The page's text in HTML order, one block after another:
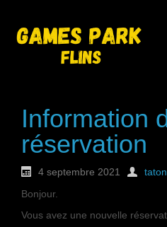
Information
réservation
4 septembre 2021
taton
Bonjour.
Vous avez une nouvelle